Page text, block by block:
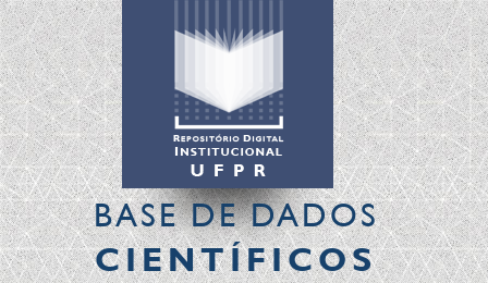
BASE DE DADOS
CIENTÍFICOS